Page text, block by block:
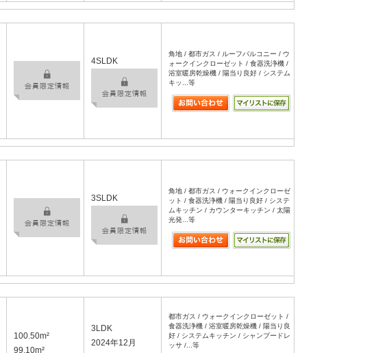
4SLDK
角地 / 都市ガス / ルーフバルコニー / ウ
ォークインクローゼット / 食器洗浄機 /
浴室暖房乾燥機 / 陽当り良好 / システム
キッ...等
3SLDK
角地 / 都市ガス / ウォークインクローゼ
ット / 食器洗浄機 / 陽当り良好 / システ
ムキッチン / カウンターキッチン / 太陽
光発...等
100.50m²
99.10m²
3LDK
2024年12月
都市ガス / ウォークインクローゼット /
食器洗浄機 / 浴室暖房乾燥機 / 陽当り良
好 / システムキッチン / シャンプードレ
ッサ /...等